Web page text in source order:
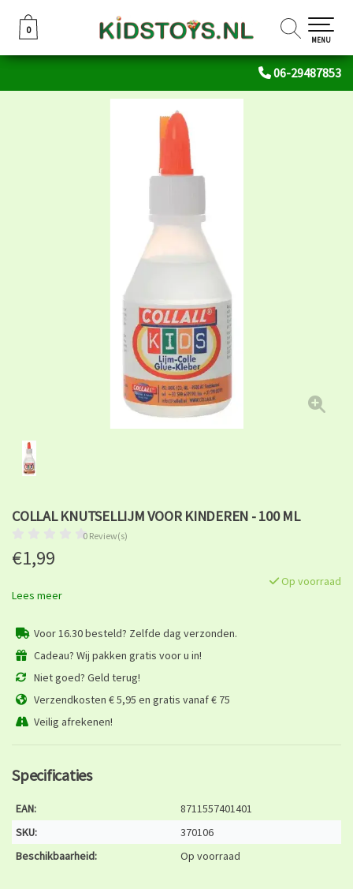
06-29487853
0
0
MENU
COLLAL KNUTSELLIJM VOOR KINDEREN - 100 ML
0 Review(s)
€1,99
Op voorraad
Lees meer
Voor 16.30 besteld? Zelfde dag verzonden.
Cadeau? Wij pakken gratis voor u in!
Niet goed? Geld terug!
Verzendkosten € 5,95 en gratis vanaf € 75
Veilig afrekenen!
Specificaties
EAN:
8711557401401
SKU:
370106
Beschikbaarheid:
Op voorraad